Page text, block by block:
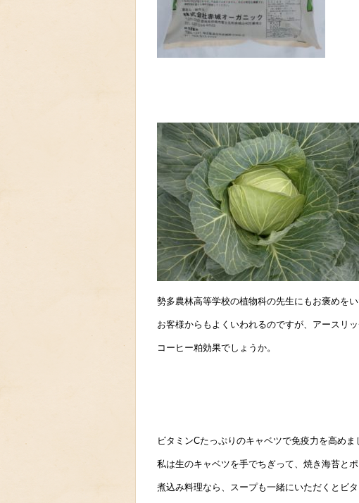
勢多農林高等学校の植物科の先生にもお褒めを
お客様からもよくいわれるのですが、アースリ
コーヒー粕効果でしょうか。
ビタミンCたっぷりのキャベツで免疫力を高めま
私は生のキャベツを手でちぎって、焼き海苔と
煮込み料理なら、スープも一緒にいただくとビタ